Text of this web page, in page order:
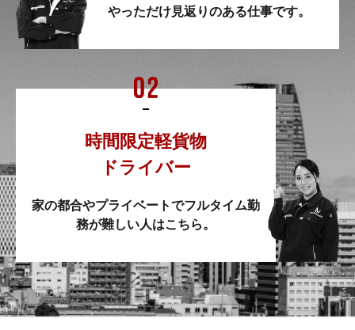
やっただけ見返りのある仕事です。
時間限定軽貨物
ドライバー
家の都合やプライベートでフルタイム勤
務が難しい人はこちら。